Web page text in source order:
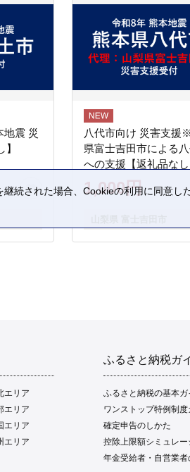
地震 災
八代市向け 災害支援
県富士吉田市による
への支援【返礼品なし
1,000円
エリア
エリア
エリア
エリア
ふるさと納税ガ
ふるさと納税の基本ガ
ワンストップ特例制度
確定申告のしかた
控除上限額シミュレー
年金受給者・自営業者
続された場合、Cookieの利用に同意し